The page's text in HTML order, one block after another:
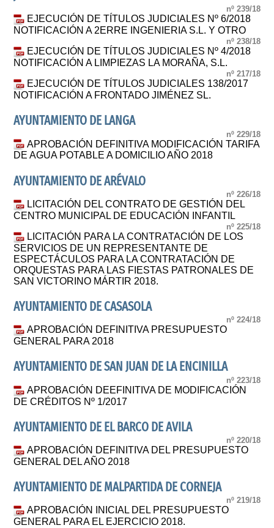
nº 239/18
EJECUCIÓN DE TÍTULOS JUDICIALES Nº 6/2018
NOTIFICACIÓN A 2ERRE INGENIERIA S.L. Y OTRO
nº 238/18
EJECUCIÓN DE TÍTULOS JUDICIALES Nº 4/2018
NOTIFICACIÓN A LIMPIEZAS LA MORAÑA, S.L.
nº 217/18
EJECUCIÓN DE TÍTULOS JUDICIALES 138/2017
NOTIFICACIÓN A FRONTADO JIMÉNEZ SL.
AYUNTAMIENTO DE LANGA
nº 229/18
APROBACIÓN DEFINITIVA MODIFICACIÓN TARIFA
DE AGUA POTABLE A DOMICILIO AÑO 2018
AYUNTAMIENTO DE ARÉVALO
nº 226/18
LICITACIÓN DEL CONTRATO DE GESTIÓN DEL
CENTRO MUNICIPAL DE EDUCACIÓN INFANTIL
nº 225/18
LICITACIÓN PARA LA CONTRATACIÓN DE LOS
SERVICIOS DE UN REPRESENTANTE DE
ESPECTÁCULOS PARA LA CONTRATACIÓN DE
ORQUESTAS PARA LAS FIESTAS PATRONALES DE
SAN VICTORINO MÁRTIR 2018.
AYUNTAMIENTO DE CASASOLA
nº 224/18
APROBACIÓN DEFINITIVA PRESUPUESTO
GENERAL PARA 2018
AYUNTAMIENTO DE SAN JUAN DE LA ENCINILLA
nº 223/18
APROBACIÓN DEEFINITIVA DE MODIFICACIÓN
DE CRÉDITOS Nº 1/2017
AYUNTAMIENTO DE EL BARCO DE AVILA
nº 220/18
APROBACIÓN DEFINITIVA DEL PRESUPUESTO
GENERAL DEL AÑO 2018
AYUNTAMIENTO DE MALPARTIDA DE CORNEJA
nº 219/18
APROBACIÓN INICIAL DEL PRESUPUESTO
GENERAL PARA EL EJERCICIO 2018.